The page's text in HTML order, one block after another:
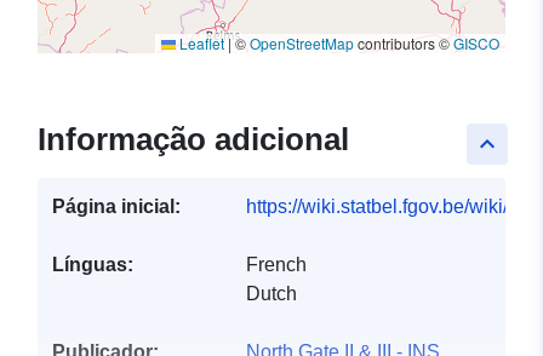
Leaflet|©OpenStreetMapcontributors ©GISCO
keyboard_arrow_up
Informação adicional
Página inicial: https://wiki.statbel.fgov.be/wiki/
Línguas:
French
Dutch